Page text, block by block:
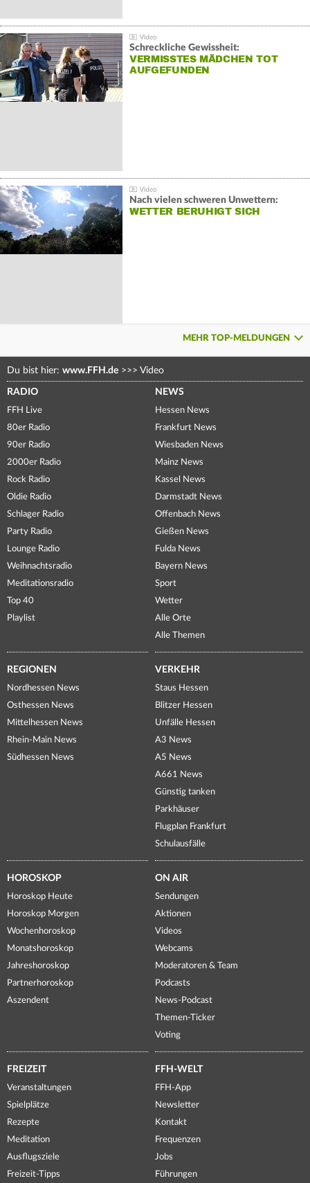
Schreckliche Gewissheit:
VERMISSTES MÄDCHEN TOT
AUFGEFUNDEN
Nach vielen schweren Unwettern:
WETTER BERUHIGT SICH
MEHR TOP-MELDUNGEN
Du bist hier: www.FFH.de >>> Video
RADIO
FFH Live
80er Radio
90er Radio
2000er Radio
Rock Radio
Oldie Radio
Schlager Radio
Party Radio
Lounge Radio
Weihnachtsradio
Meditationsradio
Top 40
Playlist
NEWS
Hessen News
Frankfurt News
Wiesbaden News
Mainz News
Kassel News
Darmstadt News
Offenbach News
Gießen News
Fulda News
Bayern News
Sport
Wetter
Alle Orte
Alle Themen
REGIONEN
Nordhessen News
Osthessen News
Mittelhessen News
Rhein-Main News
Südhessen News
VERKEHR
Staus Hessen
Blitzer Hessen
Unfälle Hessen
A3 News
A5 News
A661 News
Günstig tanken
Parkhäuser
Flugplan Frankfurt
Schulausfälle
HOROSKOP
Horoskop Heute
Horoskop Morgen
Wochenhoroskop
Monatshoroskop
Jahreshoroskop
Partnerhoroskop
Aszendent
ON AIR
Sendungen
Aktionen
Videos
Webcams
Moderatoren & Team
Podcasts
News-Podcast
Themen-Ticker
Voting
FREIZEIT
Veranstaltungen
Spielplätze
Rezepte
Meditation
Ausflugsziele
Freizeit-Tipps
FFH-WELT
FFH-App
Newsletter
Kontakt
Frequenzen
Jobs
Führungen